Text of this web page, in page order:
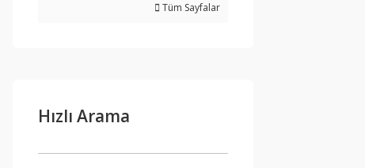
Tüm Sayfalar
Hızlı Arama